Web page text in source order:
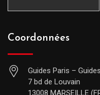
Coordonnées
Guides Paris –
7 bd de Louvain
13008 MARSEILLE